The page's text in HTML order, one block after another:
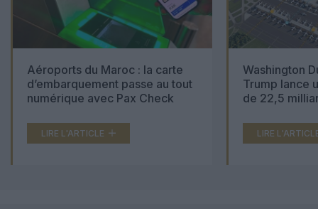
Aéroports du Maroc : la carte
d’embarquement passe au tout
numérique avec Pax Check
LIRE L'ARTICLE
Washington
Trump lance
de 22,5
LIRE